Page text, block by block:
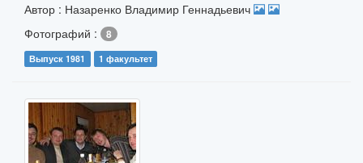
Автор : Назаренко Владимир Геннадьевич
Фотографий :
8
Выпуск 1981 1 факультет